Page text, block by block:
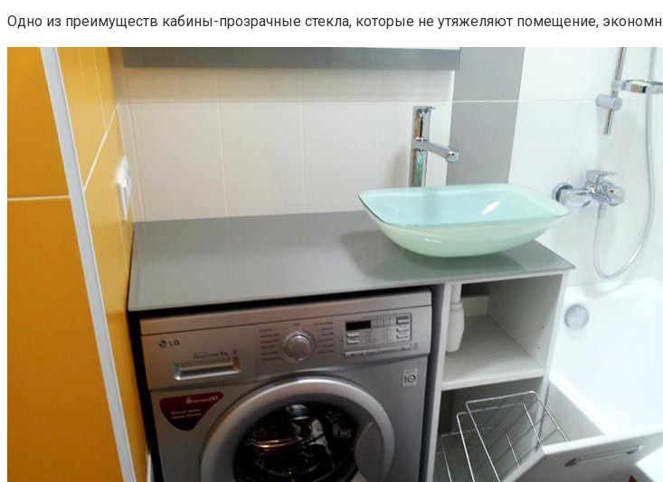
Одно из преимуществ кабины-прозрачные стекла, которые не утяжеляют помещение,